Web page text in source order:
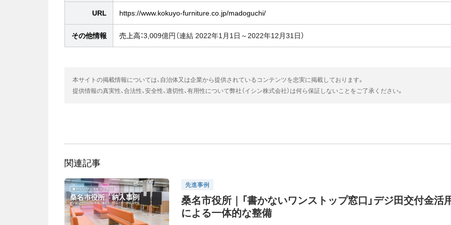
URL https://www.kokuyo-furniture.co.jp/madoguchi/
その他情報 売上高：3,009億円（連結 2022年1月1日～2022年12月31日）
本サイトの掲載情報については、自治体又は企業から提供されているコンテンツを忠実に掲載しております。
提供情報の真実性、合法性、安全性、適切性、有用性について弊社（イシン株式会社）は何ら保証しないことをご了承ください。
関連記事
先進事例
桑名市役所｜「書かないワンストップ窓口」デジ田交付金活
による一体的な整備